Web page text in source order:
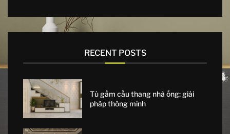
RECENT POSTS
Tủ gầm cầu thang nhà ống: giải
pháp thông minh